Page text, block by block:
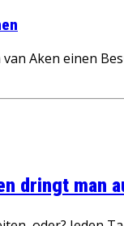
Aken einen
dringt man